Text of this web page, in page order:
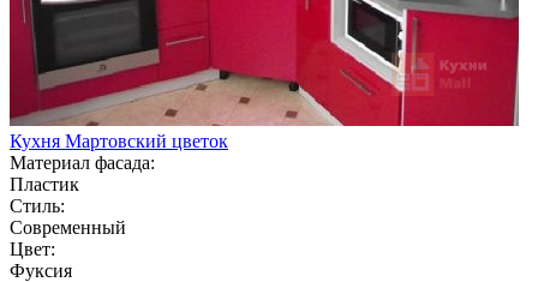
Кухня Мартовский цветок
Материал фасада:
Пластик
Стиль:
Современный
Цвет:
Фуксия